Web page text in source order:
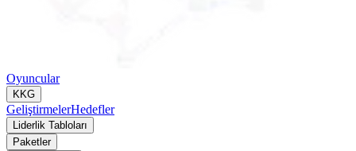
Oyuncular
KKG
GeliştirmelerHedefler
Liderlik Tabloları
Paketler